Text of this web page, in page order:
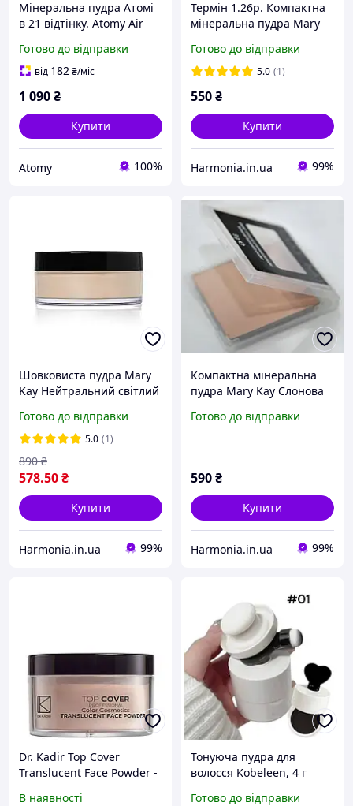
Мінеральна пудра Атомі
в 21 відтінку. Atomy Air
Готово до відправки
від 182₴/міс
1 090₴
Купити
Atomy 100%
Термін 1.26р. Компактна
мінеральна пудра Mary
Готово до відправки
5.0 (1)
550₴
Купити
Harmonia.in.ua 99%
Шовковиста пудра Mary
Kay Нейтральний світлий
(Матовий)
Готово до відправки
5.0 (1)
578.50₴
890 ₴
Купити
Harmonia.in.ua 99%
Компактна мінеральна
пудра Mary Kay Слонова
Готово до відправки
590₴
Купити
Harmonia.in.ua 99%
Dr. Kadir Top Cover
Translucent Face Powder -
В наявності
Тонуюча пудра для
волосся Kobeleen, 4 г
Готово до відправки